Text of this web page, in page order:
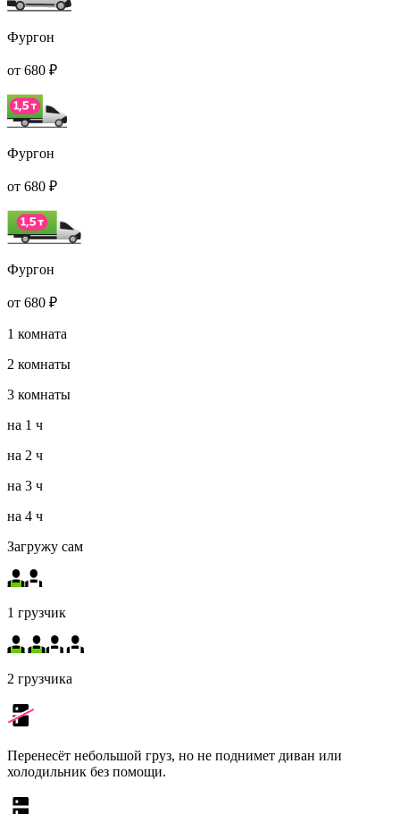
Фургон
от 680 ₽
Фургон
от 680 ₽
Фургон
от 680 ₽
1 комната
2 комнаты
3 комнаты
на 1 ч
на 2 ч
на 3 ч
на 4 ч
Загружу сам
1 грузчик
2 грузчика
Перенесёт небольшой груз, но не поднимет диван или
холодильник без помощи.